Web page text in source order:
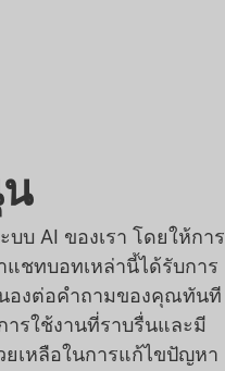
บ AI ของเรา โดยให้การ
แชทบอทเหล่านี้ได้รับการ
องต่อคำถามของคุณทันที
ารใช้งานที่ราบรื่นและมี
เหลือในการแก้ไขปัญหา